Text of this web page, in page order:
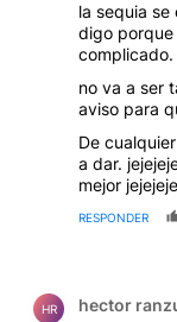
la sequia
digo
complicado.
no va a ser
aviso para
De
a dar.
mejor
RESPONDER
HR hector